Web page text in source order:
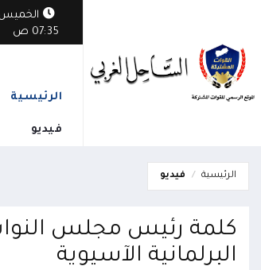
07:35 ص
الوطني يدين هجمات الحوثيين: أمن البحر الأحمر يبدأ
الرئيسية
فيديو
الرئيسية فيديو
كلمة رئيس مجلس
البرلمانية الآسيوية